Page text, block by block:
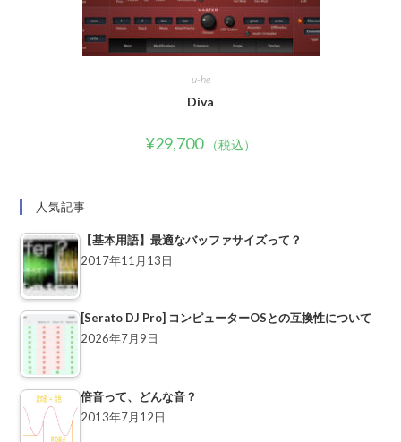
u-he
Diva
¥29,700 （税込）
人気記事
【基本用語】最適なバッファサイズって？
2017年11月13日
[Serato DJ Pro] コンピューターOSとの互換性について
2026年7月9日
倍音って、どんな音？
2013年7月12日